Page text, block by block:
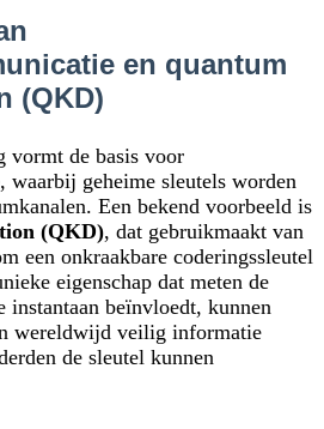
en quantum
(QKD)
vormt de basis voor
waarbij geheime sleutels worden
Een bekend voorbeeld is
(QKD), dat gebruikmaakt van
een onkraakbare coderingssleutel
eigenschap dat meten de
instantaan beïnvloedt, kunnen
wereldwijd veilig informatie
de sleutel kunnen